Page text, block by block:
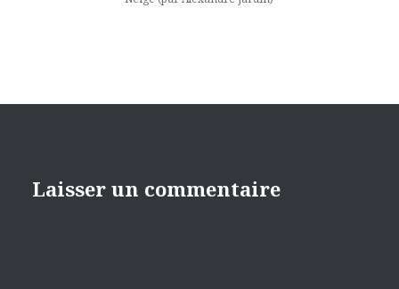
Laisser un commentaire